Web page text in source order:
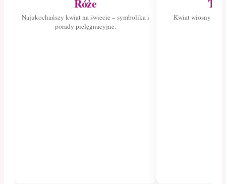
Róże
Najukochańszy kwiat na świecie – symbolika i
porady pielęgnacyjne.
Kwiat wiosny –